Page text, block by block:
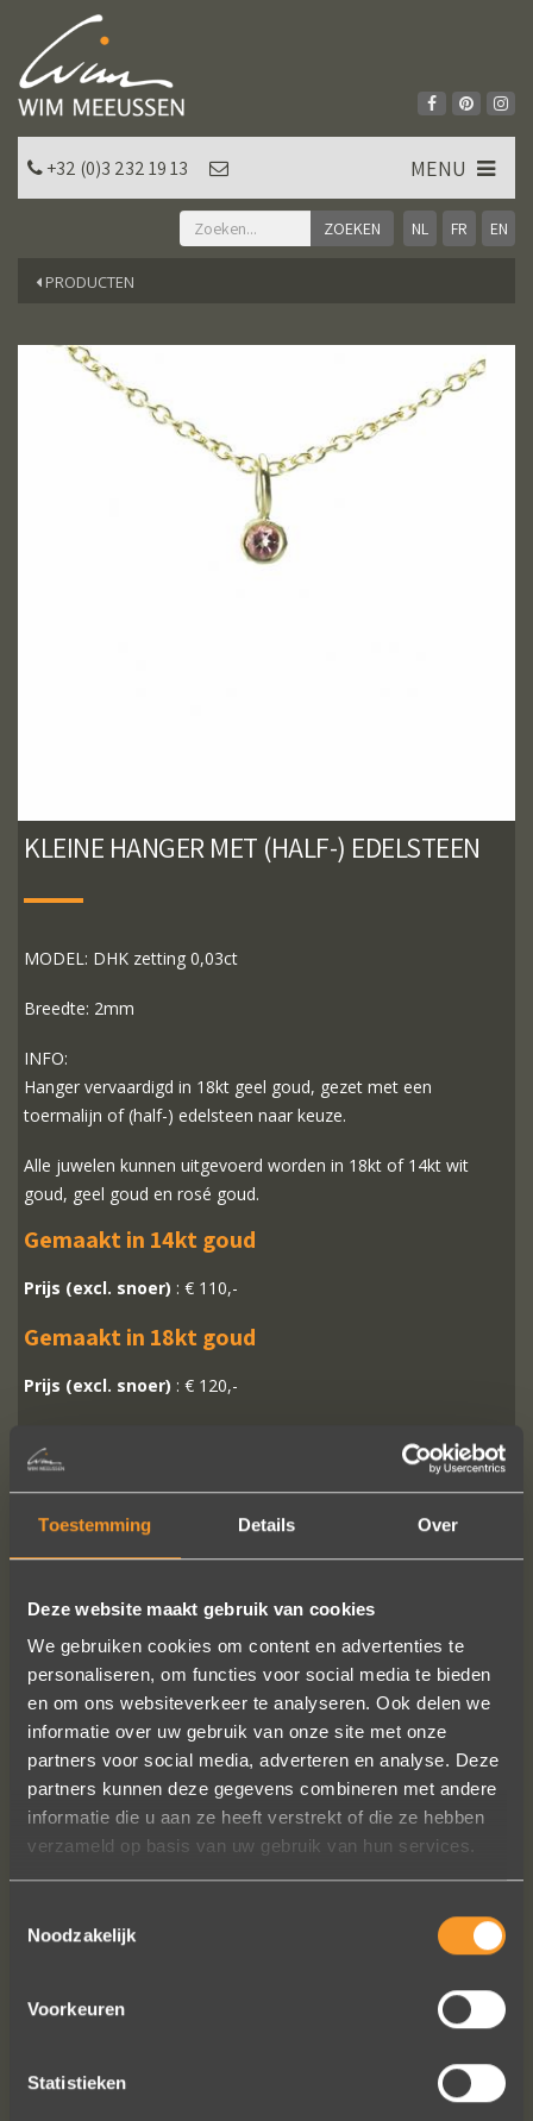
Toestemming Details Over
Deze website maakt gebruik van cookies
We gebruiken cookies om content en advertenties te
personaliseren, om functies voor social media te bieden
en om ons websiteverkeer te analyseren. Ook delen we
informatie over uw gebruik van onze site met onze
partners voor social media, adverteren en analyse. Deze
partners kunnen deze gegevens combineren met andere
informatie die u aan ze heeft verstrekt of die ze hebben
verzameld op basis van uw gebruik van hun services.
Noodzakelijk
Voorkeuren
Statistieken
NL FR EN
+32 (0)3 232 19 13 MENU
PRODUCTEN
KLEINE HANGER MET (HALF-) EDELSTEEN
MODEL: DHK zetting 0,03ct
Breedte: 2mm
INFO:
Hanger vervaardigd in 18kt geel goud, gezet met een
toermalijn of (half-) edelsteen naar keuze.
Alle juwelen kunnen uitgevoerd worden in 18kt of 14kt wit
goud, geel goud en rosé goud.
Gemaakt in 14kt goud
Prijs (excl. snoer) : € 110,-
Gemaakt in 18kt goud
Prijs (excl. snoer) : € 120,-
Een droom die uitkomt, de ringen zijn